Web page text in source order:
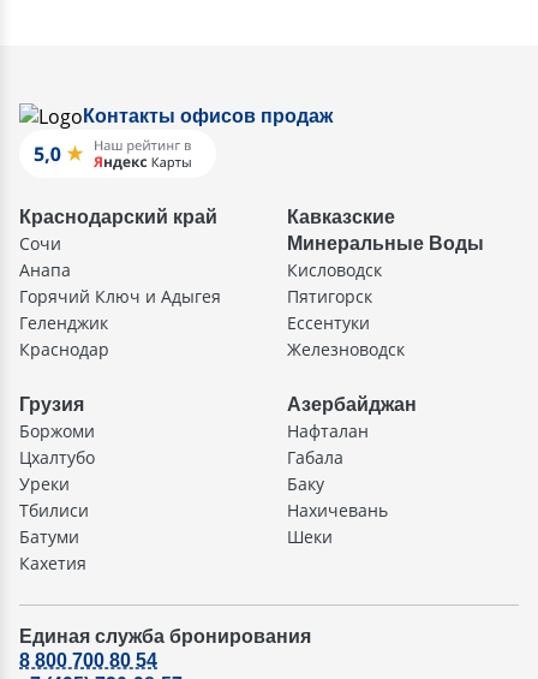
Контакты офисов продаж
Краснодарский край
Сочи
Анапа
Горячий Ключ и Адыгея
Геленджик
Краснодар
Кавказские
Минеральные Воды
Кисловодск
Пятигорск
Ессентуки
Железноводск
Грузия
Боржоми
Цхалтубо
Уреки
Тбилиси
Батуми
Кахетия
Азербайджан
Нафталан
Габала
Баку
Нахичевань
Шеки
Единая служба бронирования
8 800 700 80 54